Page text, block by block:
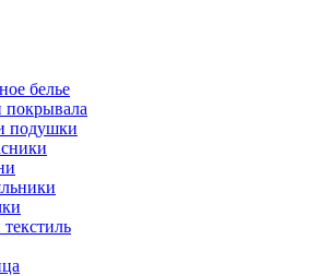
белье
подушки